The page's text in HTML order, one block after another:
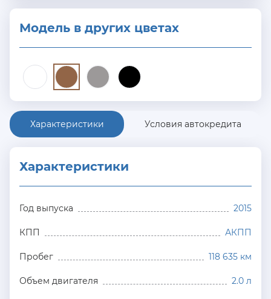
Модель в других цветах
Характеристики Условия автокредита
Характеристики
Год выпуска 2015
КПП АКПП
Пробег 118 635 км
Объем двигателя 2.0 л